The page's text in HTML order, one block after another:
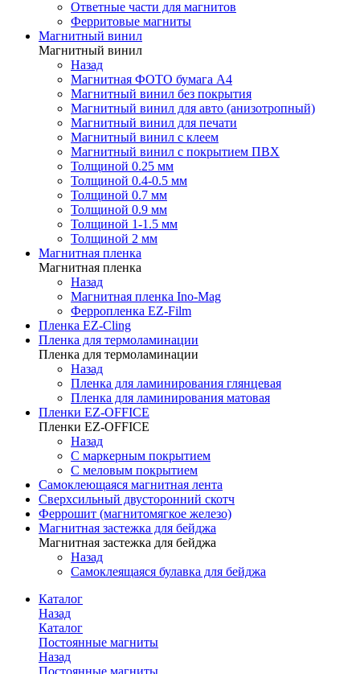
Ответные части для магнитов
Ферритовые магниты
Магнитный винил
Магнитный винил
Назад
Магнитная ФОТО бумага А4
Магнитный винил без покрытия
Магнитный винил для авто (анизотропный)
Магнитный винил для печати
Магнитный винил с клеем
Магнитный винил с покрытием ПВХ
Толщиной 0.25 мм
Толщиной 0.4-0.5 мм
Толщиной 0.7 мм
Толщиной 0.9 мм
Толщиной 1-1.5 мм
Толщиной 2 мм
Магнитная пленка
Магнитная пленка
Назад
Магнитная пленка Ino-Mag
Ферропленка EZ-Film
Пленка EZ-Cling
Пленка для термоламинации
Пленка для термоламинации
Назад
Пленка для ламинирования глянцевая
Пленка для ламинирования матовая
Пленки EZ-OFFICE
Пленки EZ-OFFICE
Назад
С маркерным покрытием
С меловым покрытием
Самоклеющаяся магнитная лента
Сверхсильный двусторонний скотч
Феррошит (магнитомягкое железо)
Магнитная застежка для бейджа
Магнитная застежка для бейджа
Назад
Самоклеящаяся булавка для бейджа
Каталог
Назад
Каталог
Постоянные магниты
Назад
Постоянные магниты